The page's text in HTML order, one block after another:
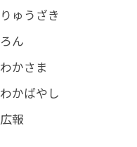
りゅうざき
ろん
わかさま
わかばやし
広報